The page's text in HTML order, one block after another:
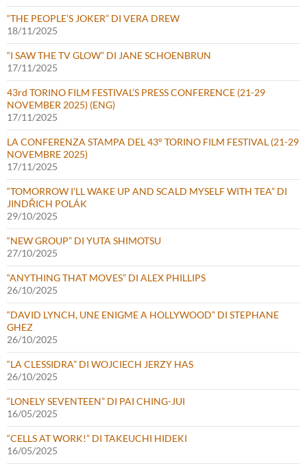
“THE PEOPLE’S JOKER” DI VERA DREW
18/11/2025
“I SAW THE TV GLOW” DI JANE SCHOENBRUN
17/11/2025
43rd TORINO FILM FESTIVAL’S PRESS CONFERENCE (21-29
NOVEMBER 2025) (ENG)
17/11/2025
LA CONFERENZA STAMPA DEL 43° TORINO FILM FESTIVAL (21-29
NOVEMBRE 2025)
17/11/2025
“TOMORROW I’LL WAKE UP AND SCALD MYSELF WITH TEA” DI
JINDŘICH POLÁK
29/10/2025
“NEW GROUP” DI YUTA SHIMOTSU
27/10/2025
“ANYTHING THAT MOVES” DI ALEX PHILLIPS
26/10/2025
“DAVID LYNCH, UNE ENIGME A HOLLYWOOD” DI STEPHANE
GHEZ
26/10/2025
“LA CLESSIDRA” DI WOJCIECH JERZY HAS
26/10/2025
“LONELY SEVENTEEN” DI PAI CHING-JUI
16/05/2025
“CELLS AT WORK!” DI TAKEUCHI HIDEKI
16/05/2025